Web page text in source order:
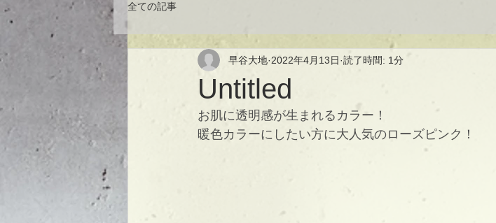
全ての記事
Untitled
早谷大地 2022年4月13日 読了時間: 1分
お肌に透明感が生まれるカラー！
暖色カラーにしたい方に大人気のローズピンク！